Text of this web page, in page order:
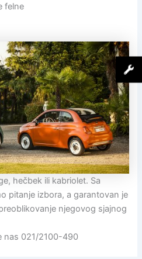
felne
hečbek ili kabriolet. Sa
pitanje izbora, a garantovan je
njegovog sjajnog
nas 021/2100-490